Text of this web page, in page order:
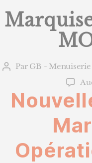
Auteur
Par GB -